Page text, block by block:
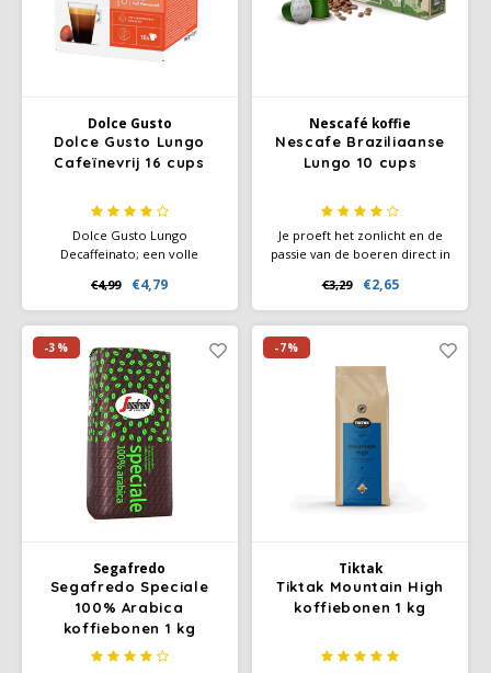
Dolce Gusto
Dolce Gusto Lungo
Cafeïnevrij 16 cups
Dolce Gusto Lungo
Decaffeinato; een volle
koffie. Geniet van de rijke
balans van geroosterde koffie
aroma's met een hint van
zoete rijpe bramen. Intensiteit
6
€4,99 €4,79
Nescafé koffie
Nescafe Braziliaanse
Lungo 10 cups
Je proeft het zonlicht en de
passie van de boeren direct in
Lungo Brazil. Deze
onovertroffen, soepele en
gebalanceerde lungo gloeit
met de geroosterde tonen
van graan.
€3,29 €2,65
-3%
Segafredo
Segafredo Speciale
100% Arabica
koffiebonen 1 kg
-7%
Tiktak
Tiktak Mountain High
koffiebonen 1 kg